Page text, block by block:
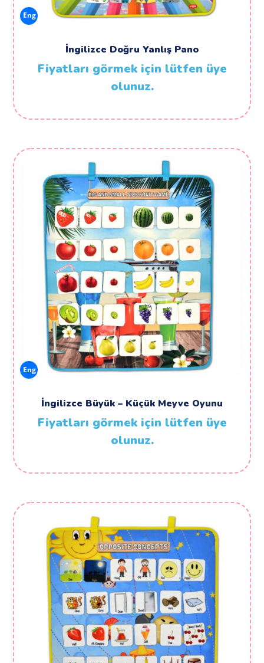
Eng
İngilizce Doğru Yanlış Pano
Fiyatları görmek için lütfen üye
olunuz.
Eng
İngilizce Büyük – Küçük Meyve Oyunu
Fiyatları görmek için lütfen üye
olunuz.